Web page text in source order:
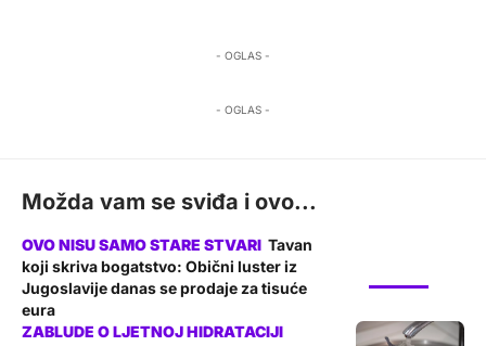
- OGLAS -
- OGLAS -
Možda vam se sviđa i ovo...
Tavan
koji skriva bogatstvo: Obični luster iz
Jugoslavije danas se prodaje za tisuće
eura